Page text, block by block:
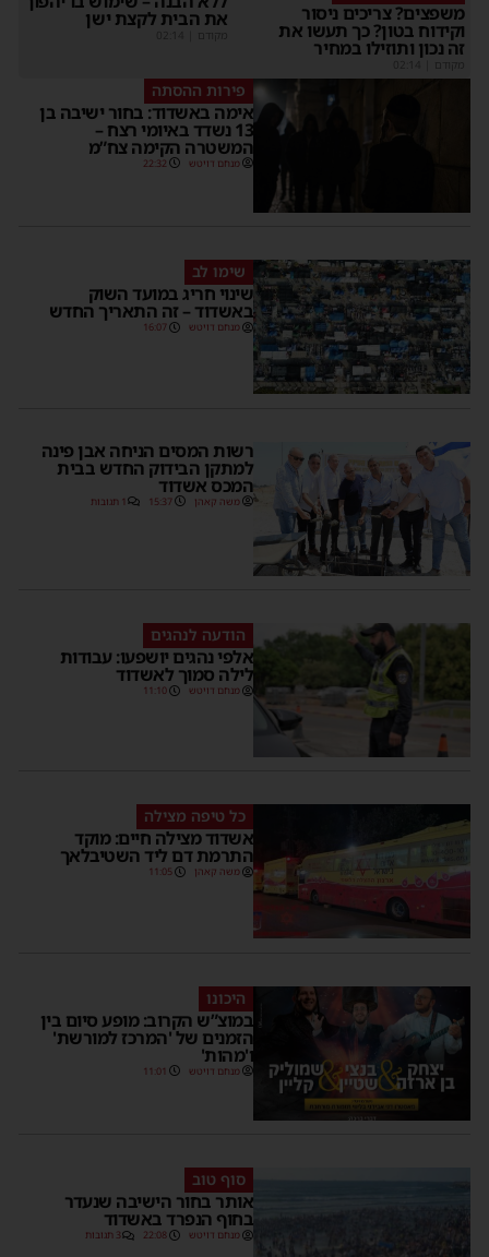
משפצים? צריכים ניסור
וקידוח בטון? כך תעשו את
זה נכון ותוזילו במחיר
את הבית לקצת ישן
פירות ההסתה
אימה באשדוד: בחור ישיבה בן
13 נשדד באיומי רצח –
המשטרה הקימה צח”מ
מנחם דויטש 22:32
שימו לב
שינוי חריג במועד השוק
באשדוד – זה התאריך החדש
מנחם דויטש 16:07
רשות המסים הניחה אבן פינה
למתקן הבידוק החדש בבית
המכס אשדוד
משה קאהן 15:37 1 תגובות
הודעה לנהגים
אלפי נהגים יושפעו: עבודות
לילה סמוך לאשדוד
מנחם דויטש 11:10
כל טיפה מצילה
אשדוד מצילה חיים: מוקד
התרמת דם ליד השטיבלאך
משה קאהן 11:05
היכונו
במוצ”ש הקרוב: מופע סיום בין
הזמנים של 'המרכז למורשת'
ו'מהות'
מנחם דויטש 11:01
סוף טוב
אותר בחור הישיבה שנעדר
בחוף הנפרד באשדוד
מנחם דויטש 22:08 3 תגובות